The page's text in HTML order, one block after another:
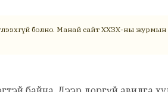
болно. Манай сайт ХХЗХ-ны журмын